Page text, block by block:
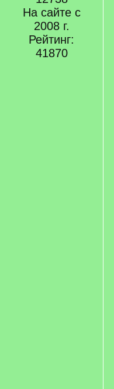
На сайте с
2008 г.
Рейтинг:
41870